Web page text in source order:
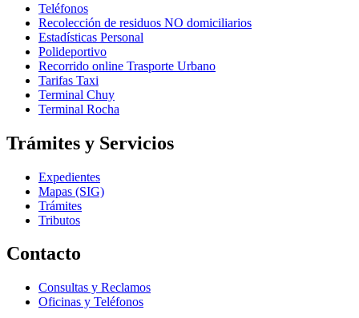
Teléfonos
Recolección de residuos NO domiciliarios
Estadísticas Personal
Polideportivo
Recorrido online Trasporte Urbano
Tarifas Taxi
Terminal Chuy
Terminal Rocha
Trámites y Servicios
Expedientes
Mapas (SIG)
Trámites
Tributos
Contacto
Consultas y Reclamos
Oficinas y Teléfonos